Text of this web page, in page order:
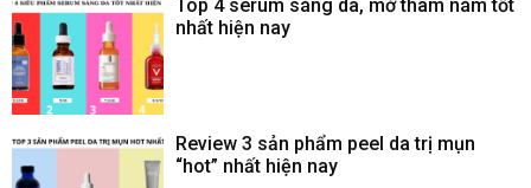
Top 4 serum sáng da, mờ thâm nám tốt
nhất hiện nay
Review 3 sản phẩm peel da trị mụn
“hot” nhất hiện nay